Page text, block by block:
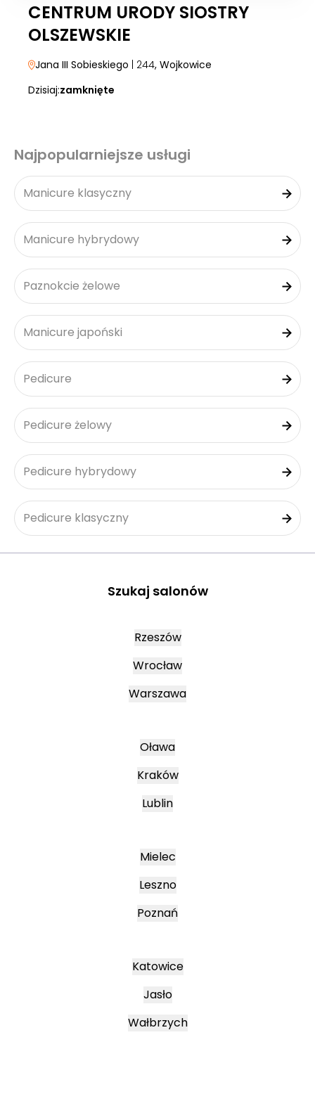
CENTRUM URODY SIOSTRY
OLSZEWSKIE
Jana III Sobieskiego | 244, Wojkowice
Dzisiaj:zamknięte
Najpopularniejsze usługi
Manicure klasyczny
Manicure hybrydowy
Paznokcie żelowe
Manicure japoński
Pedicure
Pedicure żelowy
Pedicure hybrydowy
Pedicure klasyczny
Szukaj salonów
Rzeszów
Wrocław
Warszawa
Oława
Kraków
Lublin
Mielec
Leszno
Poznań
Katowice
Jasło
Wałbrzych